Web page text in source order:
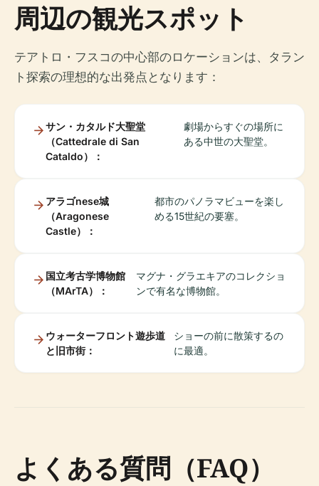
周辺の観光スポット
テアトロ・フスコの中心部のロケーションは、タラン
ト探索の理想的な出発点となります：
サン・カタルド大聖堂
（Cattedrale di San
Cataldo）：
劇場からすぐの場所に
ある中世の大聖堂。
アラゴnese城
（Aragonese
Castle）：
都市のパノラマビューを楽し
める15世紀の要塞。
国立考古学博物館
（MArTA）：
マグナ・グラエキアのコレクショ
ンで有名な博物館。
ウォーターフロント遊歩道
と旧市街：
ショーの前に散策するの
に最適。
よくある質問（FAQ）